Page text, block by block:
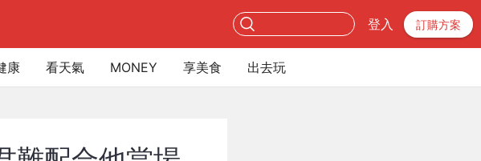
登入 訂購方案
康 看天氣 MONEY 享美食 出去玩